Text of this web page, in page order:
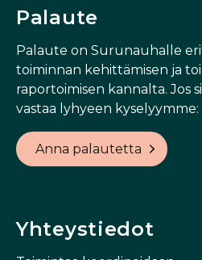
Palaute
Palaute on Surunauhalle
toiminnan kehittämisen ja
raportoimisen kannalta. Jos
vastaa lyhyeen kyselyymme:
Anna palautetta
Yhteystiedot